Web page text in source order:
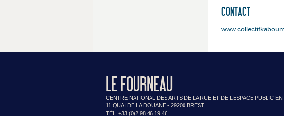
CONTACT
LE FOURNEAU
CENTRE NATIONAL DES ARTS DE LA RUE ET DE L’ESPACE PUBLIC
11 QUAI DE LA DOUANE - 29200 BREST
TÉL. +33 (0)2 98 46 19 46